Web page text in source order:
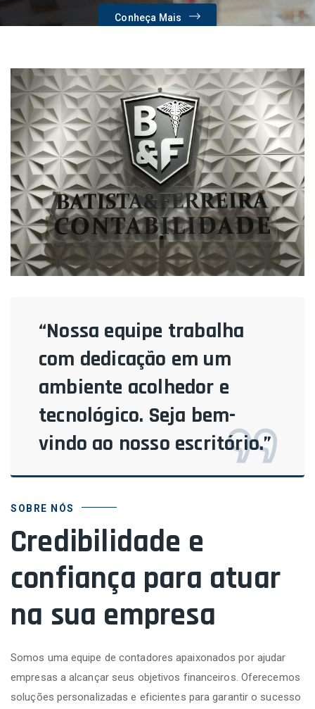
Conheça Mais
“Nossa equipe trabalha
com dedicação em um
ambiente acolhedor e
tecnológico. Seja bem-
vindo ao nosso escritório.”
SOBRE NÓS
Credibilidade e
confiança para atuar
na sua empresa
Somos uma equipe de contadores apaixonados por ajudar
empresas a alcançar seus objetivos financeiros. Oferecemos
soluções personalizadas e eficientes para garantir o sucesso